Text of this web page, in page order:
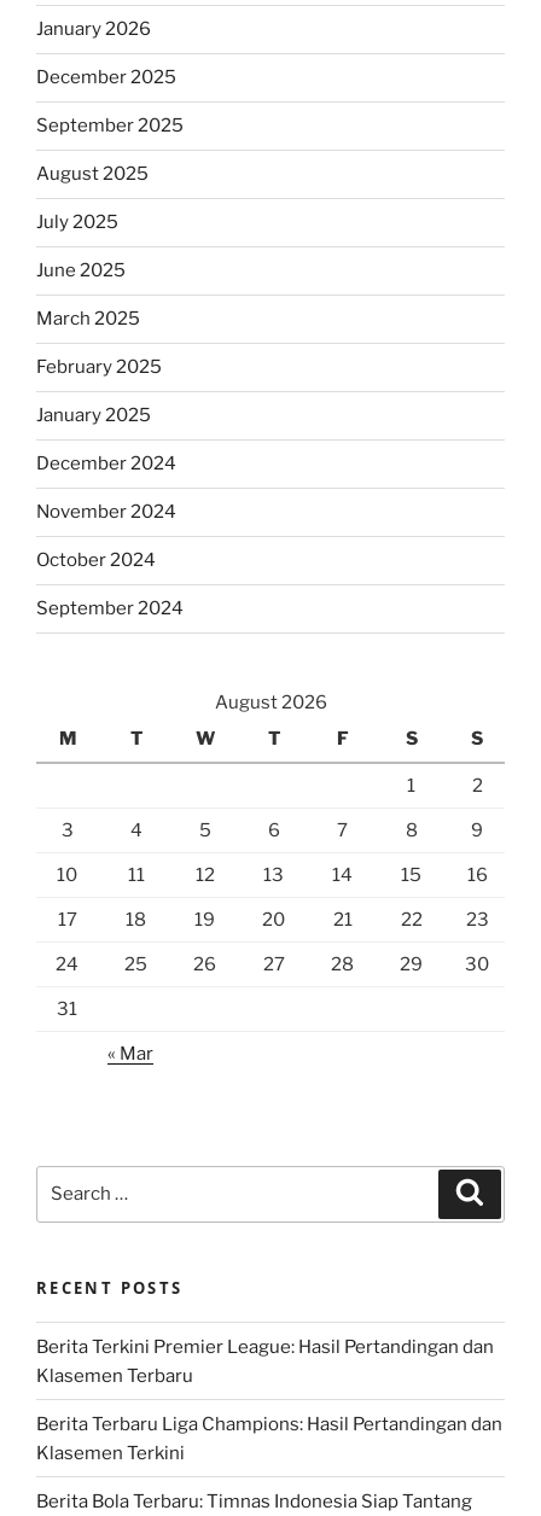
January 2026
December 2025
September 2025
August 2025
July 2025
June 2025
March 2025
February 2025
January 2025
December 2024
November 2024
October 2024
September 2024
August 2026
M
T W T F S S
1 2
3 4 5 6 7 8 9
10 11 12 13 14 15 16
17 18 19 20 21 22 23
24 25 26 27 28 29 30
31
« Mar
RECENT POSTS
Berita Terkini Premier League: Hasil Pertandingan dan
Klasemen Terbaru
Berita Terbaru Liga Champions: Hasil Pertandingan dan
Klasemen Terkini
Berita Bola Terbaru: Timnas Indonesia Siap Tantang